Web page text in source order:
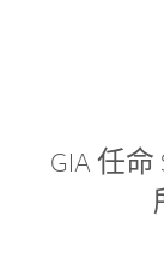
GIA 任